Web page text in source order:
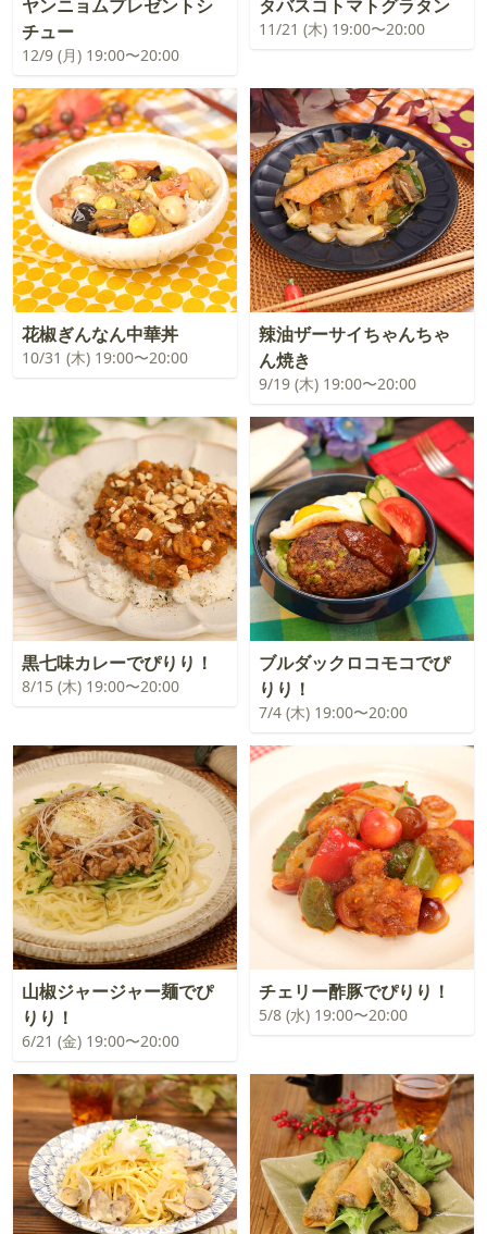
ヤンニョムプレゼントシ
チュー
12/9 (月) 19:00〜20:00
タバスコトマトグラタン
11/21 (木) 19:00〜20:00
花椒ぎんなん中華丼
10/31 (木) 19:00〜20:00
辣油ザーサイちゃんちゃ
ん焼き
9/19 (木) 19:00〜20:00
黒七味カレーでぴりり！
8/15 (木) 19:00〜20:00
ブルダックロコモコでぴ
りり！
7/4 (木) 19:00〜20:00
山椒ジャージャー麺でぴ
りり！
6/21 (金) 19:00〜20:00
チェリー酢豚でぴりり！
5/8 (水) 19:00〜20:00